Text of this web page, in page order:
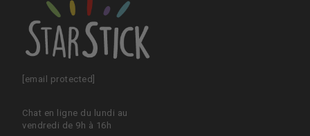
[email protected]
Chat en ligne du lundi au
vendredi de 9h à 16h